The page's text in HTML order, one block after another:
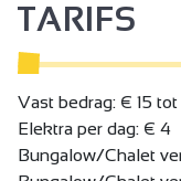
Er wacht je een
mensenmaat, ideaal
TARIFS
Vast bedrag: € 15
Elektra per dag: € 4
Bungalow/Chalet